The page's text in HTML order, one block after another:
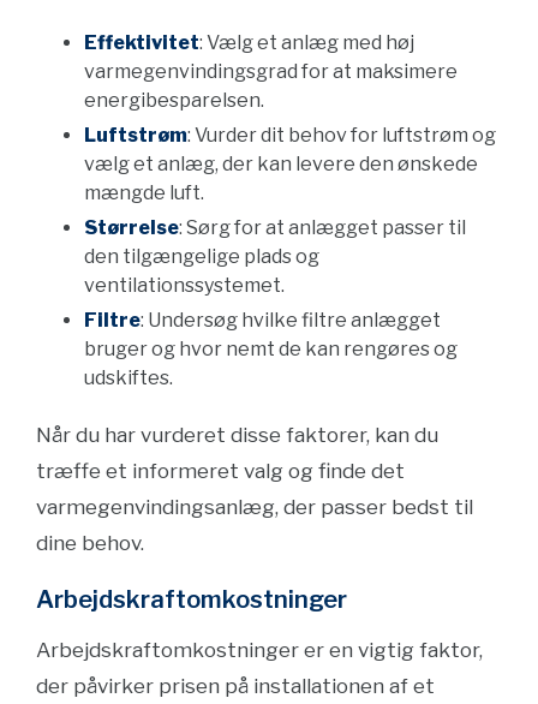
Effektivitet: Vælg et anlæg med høj
varmegenvindingsgrad for at maksimere
energibesparelsen.
Luftstrøm: Vurder dit behov for luftstrøm og
vælg et anlæg, der kan levere den ønskede
mængde luft.
Størrelse: Sørg for at anlægget passer til
den tilgængelige plads og
ventilationssystemet.
Filtre: Undersøg hvilke filtre anlægget
bruger og hvor nemt de kan rengøres og
udskiftes.
Når du har vurderet disse faktorer, kan du
træffe et informeret valg og finde det
varmegenvindingsanlæg, der passer bedst til
dine behov.
Arbejdskraftomkostninger
Arbejdskraftomkostninger er en vigtig faktor,
der påvirker prisen på installationen af et